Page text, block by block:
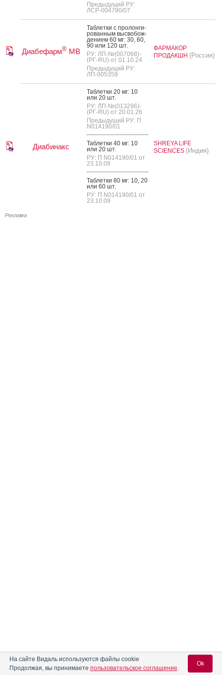
Предыдущий РУ:
ЛСР-004790/07
Диабефарм® МВ
Таб­летки с про­лон­ги­
рован­ным выс­во­бож­
де­ни­ем 60 мг: 30, 60,
90 или 120 шт.
РУ: ЛП-№(007068)-
(РГ-RU) от 01.10.24
Предыдущий РУ:
ЛП-005359
ФАРМАКОР
ПРОДАКШН (Россия)
Диабинакс
Таб­летки 20 мг: 10
или 20 шт.
РУ: ЛП-№(013296)-
(РГ-RU) от 20.01.26
Предыдущий РУ: П
N014190/01
Таб­летки 40 мг: 10
или 20 шт.
РУ: П N014190/01 от
23.10.09
Таб­летки 80 мг: 10, 20
или 60 шт.
РУ: П N014190/01 от
23.10.09
SHREYA LIFE
SCIENCES (Индия)
Реклама
На сайте Видаль используются файлы cookie
Продолжая, вы принимаете пользовательское соглашение.
Ok